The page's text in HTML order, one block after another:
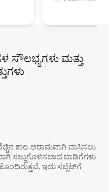
ಸೌಲಭ್ಯಗಳು ಮತ್ತು
ಕಾಲ ಆರಾಮವಾಗಿ ವಾಸಿಸಲು
ಸಜ್ಜುಗೊಳಿಸಲಾದ ಬಾಡಿಗೆಗಳು
ಇದು ಸಬ್ಲೆಟ್‌ಗೆ